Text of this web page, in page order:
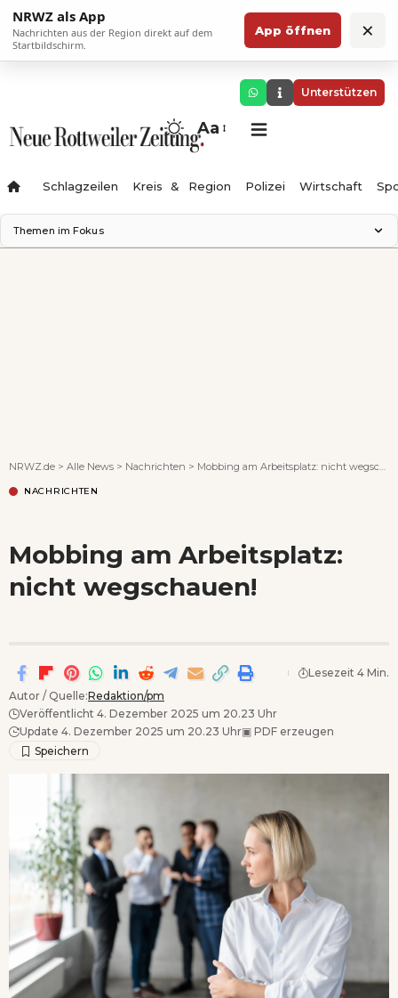
NRWZ als App
Nachrichten aus der Region direkt auf dem
Startbildschirm.
App öffnen ×
Unterstützen
Aa
Schlagzeilen Kreis & Region Polizei Wirtschaft
Themen im Fokus
NRWZ.de > Alle News > Nachrichten > Mobbing am Arbeitsplatz: nicht wegschauen!
NACHRICHTEN
Mobbing am Arbeitsplatz:
nicht wegschauen!
Autor / Quelle:Redaktion/pm
Veröffentlicht 4. Dezember 2025 um 20.23 Uhr
Update 4. Dezember 2025 um 20.23 Uhr▣ PDF erzeugen
Lesezeit 4 Min.